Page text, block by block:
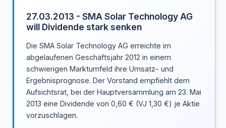
27.03.2013 - SMA Solar Technology AG
will Dividende stark senken
Die SMA Solar Technology AG erreichte im
abgelaufenen Geschäftsjahr 2012 in einem
schwierigen Marktumfeld ihre Umsatz- und
Ergebnisprognose. Der Vorstand empfiehlt dem
Aufsichtsrat, bei der Hauptversammlung am 23. Mai
2013 eine Dividende von 0,60 € (VJ 1,30 €) je Aktie
vorzuschlagen.